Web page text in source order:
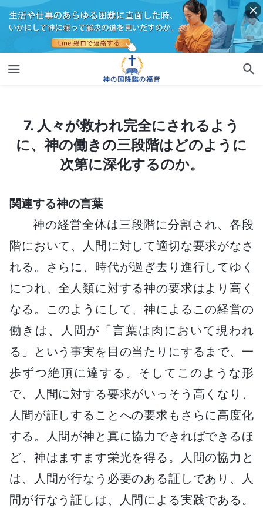
7. 人々が救われ完全にされるよう
に、神の働きの三段階はどのように
次第に深化するのか。
関連する神の言葉
神の経営全体は三段階に分割され、各段
階において、人間に対して適切な要求がなさ
れる。さらに、時代が過ぎ去り進行してゆく
につれ、全人類に対する神の要求はより高く
なる。このようにして、神によるこの経営の
働きは、人間が「言葉は肉において現われ
る」という事実を目の当たりにするまで、一
歩ずつ絶頂に達する。そしてこのような形
で、人間に対する要求がいっそう高くなり、
人間が証しすることへの要求もさらに高度化
する。人間が神と真に協力できればできるほ
ど、神はますます栄光を得る。人間の協力と
は、人間が行なう必要のある証しであり、人
間が行なう証しは、人間による実践である。